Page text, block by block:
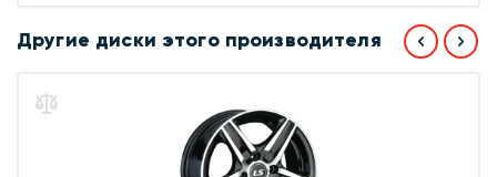
Другие диски этого производителя